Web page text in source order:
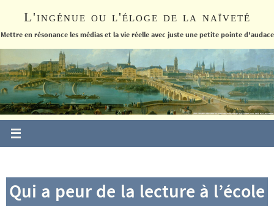
le
L'ingénue ou l'éloge de la naïveté
Mettre en résonance les médias et la vie réelle avec juste une petite pointe d'audace
Qui a peur de la lecture à l’école